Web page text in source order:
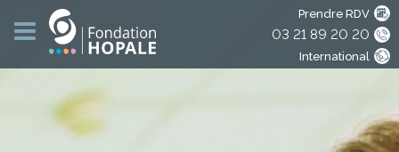
Prendre RDV
03 21 89 20 20
International